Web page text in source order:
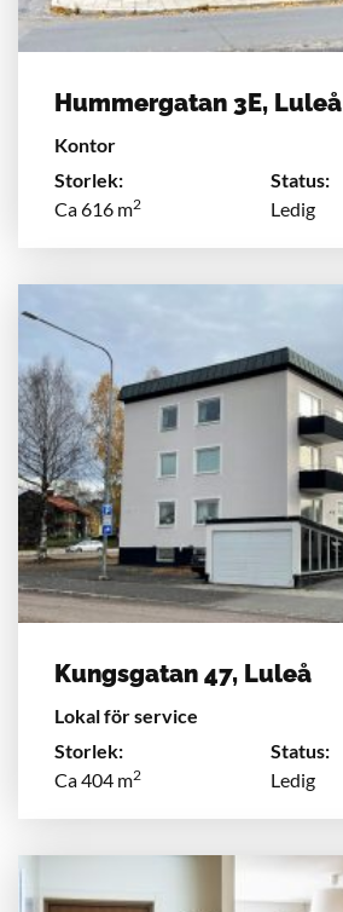
Hummergatan 3E, Luleå
Kontor
Storlek:
Status:
Ca 616 m2 Ledig
Kungsgatan 47, Luleå
Lokal för service
Storlek:
Status:
Ca 404 m2 Ledig